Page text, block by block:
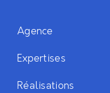
Agence
Expertises
Réalisations